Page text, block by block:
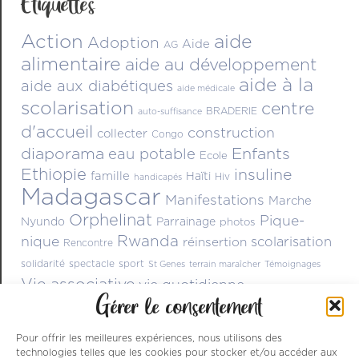
Gérer le consentement
Pour offrir les meilleures expériences, nous utilisons des
technologies telles que les cookies pour stocker et/ou accéder aux
Action Adoption AG Aide aide
alimentaire aide au développement
aide aux diabétiques aide médicale aide à la
scolarisation auto-suffisance BRADERIE centre
d'accueil collecter Congo construction
diaporama eau potable Ecole Enfants
Ethiopie famille handicapés Haïti Hiv insuline
Madagascar Manifestations Marche
Nyundo Orphelinat Parrainage photos Pique-
nique Rencontre Rwanda réinsertion scolarisation
solidarité spectacle sport St Genes terrain maraîcher Témoignages
Vie associative vie quotidienne